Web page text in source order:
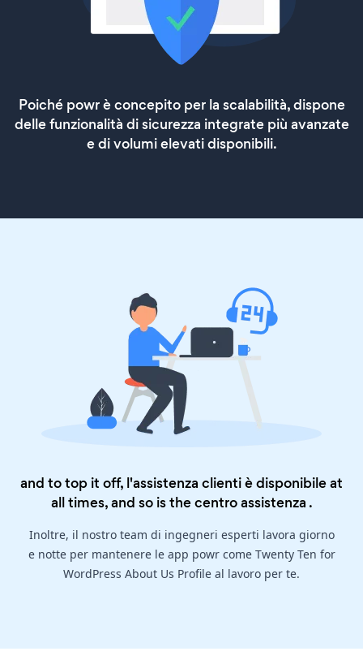
Poiché powr è concepito per la scalabilità, dispone
delle funzionalità di sicurezza integrate più avanzate
e di volumi elevati disponibili.
and to top it off, l'assistenza clienti è disponibile at
all times, and so is thecentro assistenza .
Inoltre, il nostro team di ingegneri esperti lavora giorno
e notte per mantenere le app powr come Twenty Ten for
WordPress About Us Profile al lavoro per te.